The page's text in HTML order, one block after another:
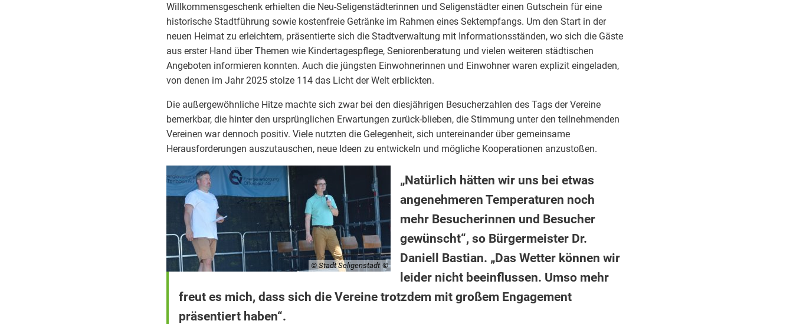
Willkommensgeschenk erhielten die Neu-Seligenstädterinnen und Seligenstädter einen Gutschein für eine
historische Stadtführung sowie kostenfreie Getränke im Rahmen eines Sektempfangs. Um den Start in der
neuen Heimat zu erleichtern, präsentierte sich die Stadtverwaltung mit Informationsständen, wo sich die Gäste
aus erster Hand über Themen wie Kindertagespflege, Seniorenberatung und vielen weiteren städtischen
Angeboten informieren konnten. Auch die jüngsten Einwohnerinnen und Einwohner waren explizit eingeladen,
von denen im Jahr 2025 stolze 114 das Licht der Welt erblickten.
Die außergewöhnliche Hitze machte sich zwar bei den diesjährigen Besucherzahlen des Tags der Vereine
bemerkbar, die hinter den ursprünglichen Erwartungen zurück-blieben, die Stimmung unter den teilnehmenden
Vereinen war dennoch positiv. Viele nutzten die Gelegenheit, sich untereinander über gemeinsame
Herausforderungen auszutauschen, neue Ideen zu entwickeln und mögliche Kooperationen anzustoßen.
© Stadt Seligenstadt
„Natürlich hätten wir uns bei etwas
angenehmeren Temperaturen noch
mehr Besucherinnen und Besucher
gewünscht“, so Bürgermeister Dr.
Daniell Bastian. „Das Wetter können wir
leider nicht beeinflussen. Umso mehr
freut es mich, dass sich die Vereine trotzdem mit großem Engagement
präsentiert haben“.